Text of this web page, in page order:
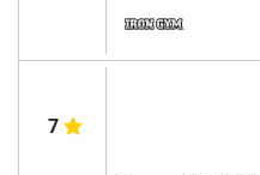
7